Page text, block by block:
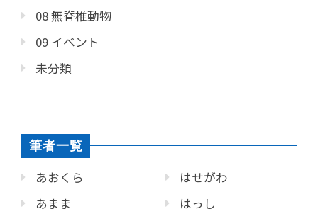
08 無脊椎動物
09 イベント
未分類
筆者一覧
あおくら
あまま
はせがわ
はっし